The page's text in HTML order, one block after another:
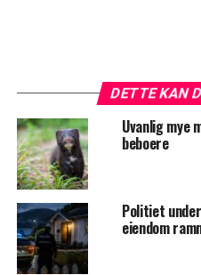
DETTE KAN
Uvanlig mye
beboere
Politiet
eiendom